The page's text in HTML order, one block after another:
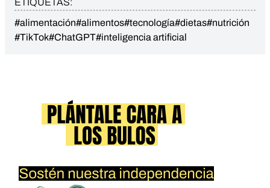
#alimentación#alimentos#tecnología#dietas#nutrición
#TikTok#ChatGPT#inteligencia artificial